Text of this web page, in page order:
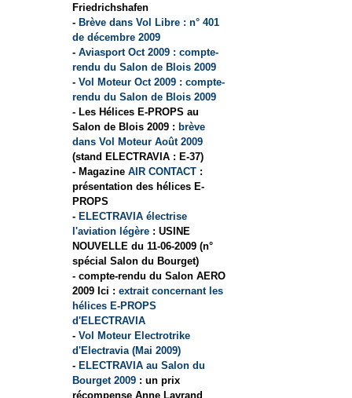
Friedrichshafen
- Brève dans Vol Libre : n° 401
de décembre 2009
-Aviasport Oct 2009 : compte-
rendu du Salon de Blois 2009
-Vol Moteur Oct 2009 : compte-
rendu du Salon de Blois 2009
- Les Hélices E-PROPS au
Salon de Blois 2009 : brève
dans Vol Moteur Août 2009
(stand ELECTRAVIA : E-37)
- MagazineAIR CONTACT :
présentation des hélices E-
PROPS
- ELECTRAVIA électrise
l'aviation légère : USINE
NOUVELLE du 11-06-2009 (n°
spécial Salon du Bourget)
- compte-rendu du Salon AERO
2009 Ici :extrait concernant les
hélices E-PROPS
d'ELECTRAVIA
-Vol Moteur Electrotrike
d'Electravia (Mai 2009)
- ELECTRAVIA au Salon du
Bourget 2009 : un prix
récompense Anne Lavrand